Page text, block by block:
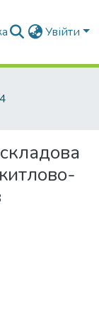
Увійти